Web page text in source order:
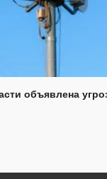
объявлена